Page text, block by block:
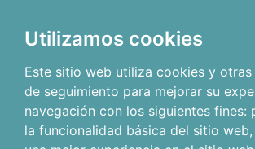
Utilizamos cookies
Este sitio web utiliza cookies y
de seguimiento para mejorar su
navegación con los siguientes fines:
la funcionalidad básica del sitio web,